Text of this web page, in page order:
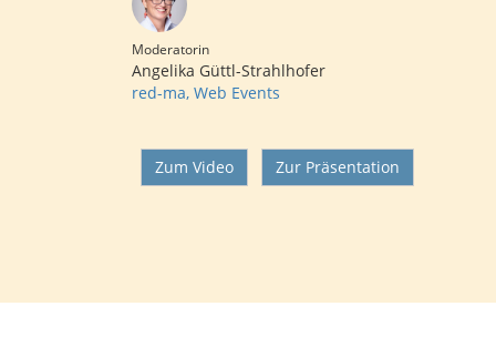
Moderatorin
Angelika Güttl-Strahlhofer
red-ma, Web Events
Zum Video Zur Präsentation